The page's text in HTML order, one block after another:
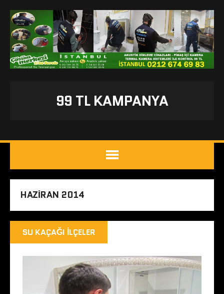
99 TL KAMPANYA
HAZIRAN 2014
SU KAÇAĞI İLÇELER